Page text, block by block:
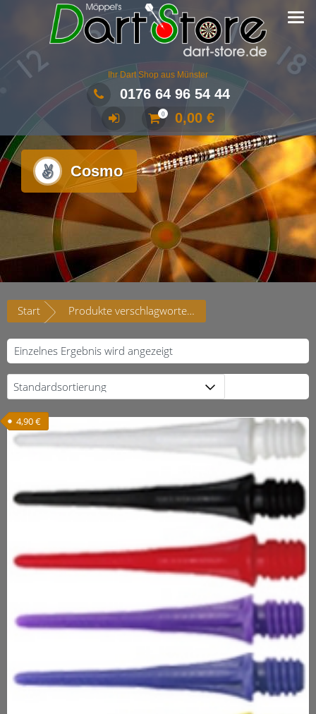
Ihr Dart Shop aus Münster
0176 64 96 54 44
0 0,00 €
Cosmo
Start Produkte verschlagwortet mit „Cosmo“
Einzelnes Ergebnis wird angezeigt
4,90€